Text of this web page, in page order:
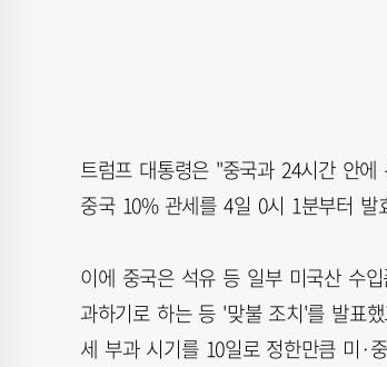
트럼프 대통령은 "중국과 24시간 안
중국 10% 관세를 4일 0시 1분부터 발
이에 중국은 석유 등 일부 미국산 수
과하기로 하는 등 '맞불 조치'를 발표
세 부과 시기를 10일로 정한만큼 미·